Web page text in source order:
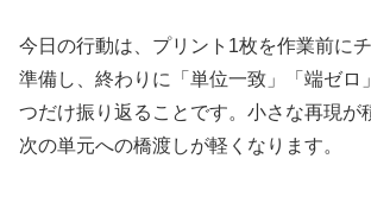
今日の行動は、プリント1枚を作業前に
準備し、終わりに「単位一致」「端ゼロ
つだけ振り返ることです。小さな再現が
次の単元への橋渡しが軽くなります。